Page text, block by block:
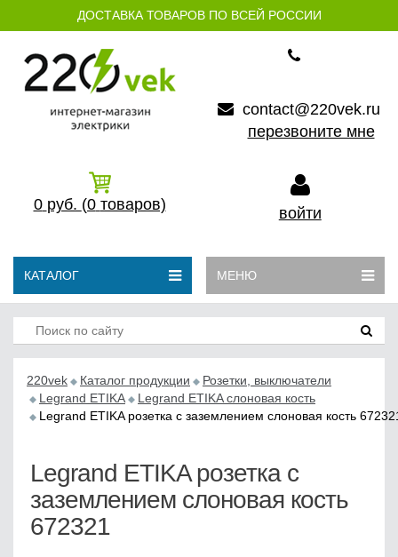
ДОСТАВКА ТОВАРОВ ПО ВСЕЙ РОССИИ
contact@220vek.ru
перезвоните мне
0 руб. (0 товаров) войти
КАТАЛОГ МЕНЮ
220vek Каталог продукции
Розетки, выключатели
Legrand ETIKA
Legrand ETIKA слоновая кость
Legrand ETIKA розетка с заземлением слоновая кость
Legrand ETIKA розетка с
заземлением слоновая кость
672321